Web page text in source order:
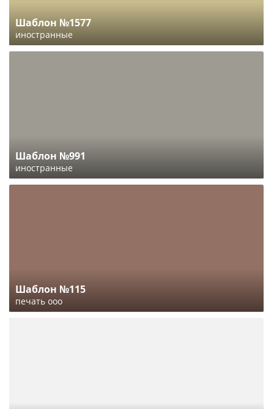
Шаблон №1577
иностранные
Шаблон №991
иностранные
Шаблон №115
печать ооо